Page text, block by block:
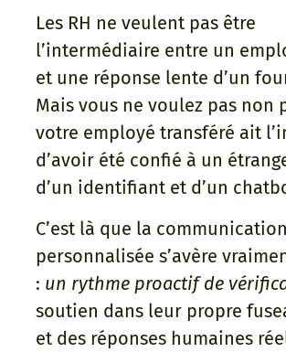
Les RH ne veulent pas être
l’intermédiaire entre un
et une réponse lente d’un
Mais vous ne voulez pas non
votre employé transféré ait
d’avoir été confié à un
d’un identifiant et d’un
C’est là que la communication
personnalisée s’avère
: un rythme proactif de
soutien dans leur propre
et des réponses humaines